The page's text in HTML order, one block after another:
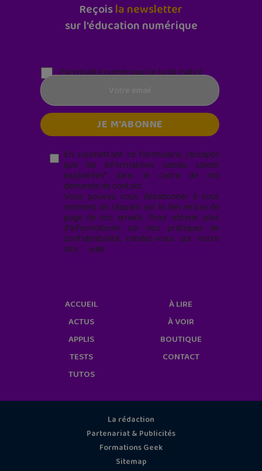
Reçoisla newsletter
sur l'éducation numérique
Parentalité numérique (le lundi matin)
En soumettant ce formulaire, j’accepte
que les informations saisies soient
exploitées* dans le cadre de ma
demande de contact.
Vous pouvez vous désabonner à tout
moment en cliquant sur le lien en bas de
page de nos emails. Pour obtenir plus
d'informations sur nos pratiques de
confidentialité, rendez-vous sur notre
site web
ACCUEIL
ACTUS
APPLIS
TESTS
TUTOS
À LIRE
À VOIR
BOUTIQUE
CONTACT
La rédaction
Partenariat & Publicités
Formations Geek
Sitemap